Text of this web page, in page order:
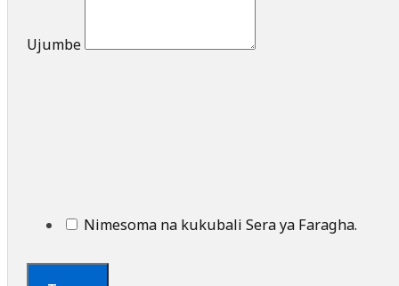
Ujumbe
Nimesoma na kukubali Sera ya Faragha.